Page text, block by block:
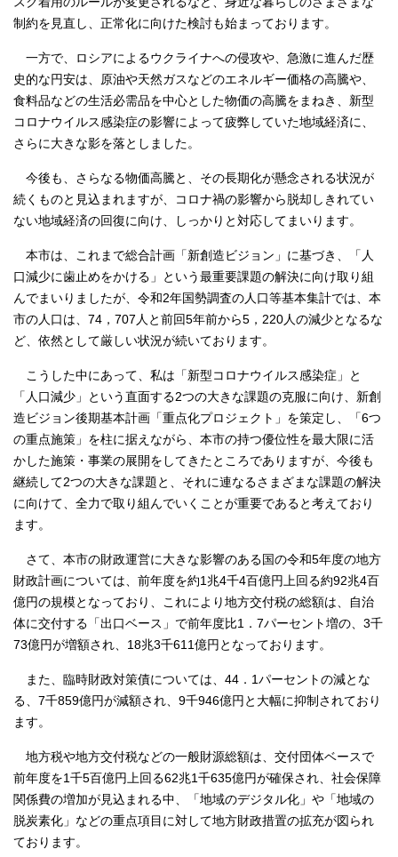
制約を見直し、正常化に向けた検討も始まっております。
一方で、ロシアによるウクライナへの侵攻や、急激に進んだ歴
史的な円安は、原油や天然ガスなどのエネルギー価格の高騰や、
食料品などの生活必需品を中心とした物価の高騰をまねき、新型
コロナウイルス感染症の影響によって疲弊していた地域経済に、
さらに大きな影を落としました。
今後も、さらなる物価高騰と、その長期化が懸念される状況が
続くものと見込まれますが、コロナ禍の影響から脱却しきれてい
ない地域経済の回復に向け、しっかりと対応してまいります。
本市は、これまで総合計画「新創造ビジョン」に基づき、「人
口減少に歯止めをかける」という最重要課題の解決に向け取り組
んでまいりましたが、令和2年国勢調査の人口等基本集計では、本
市の人口は、74，707人と前回5年前から5，220人の減少となるな
ど、依然として厳しい状況が続いております。
こうした中にあって、私は「新型コロナウイルス感染症」と
「人口減少」という直面する2つの大きな課題の克服に向け、新創
造ビジョン後期基本計画「重点化プロジェクト」を策定し、「6つ
の重点施策」を柱に据えながら、本市の持つ優位性を最大限に活
かした施策・事業の展開をしてきたところでありますが、今後も
継続して2つの大きな課題と、それに連なるさまざまな課題の解決
に向けて、全力で取り組んでいくことが重要であると考えており
ます。
さて、本市の財政運営に大きな影響のある国の令和5年度の地方
財政計画については、前年度を約1兆4千4百億円上回る約92兆4百
億円の規模となっており、これにより地方交付税の総額は、自治
体に交付する「出口ベース」で前年度比1．7パーセント増の、3千
73億円が増額され、18兆3千611億円となっております。
また、臨時財政対策債については、44．1パーセントの減とな
る、7千859億円が減額され、9千946億円と大幅に抑制されており
ます。
地方税や地方交付税などの一般財源総額は、交付団体ベースで
前年度を1千5百億円上回る62兆1千635億円が確保され、社会保障
関係費の増加が見込まれる中、「地域のデジタル化」や「地域の
脱炭素化」などの重点項目に対して地方財政措置の拡充が図られ
ております。